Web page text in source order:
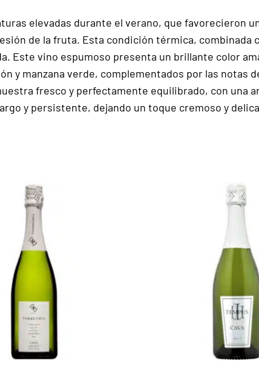
elevadas durante el verano, que favorecieron
de la fruta. Esta condición térmica, combinada
Este vino espumoso presenta un brillante color
y manzana verde, complementados por las notas
fresco y perfectamente equilibrado, con una
y persistente, dejando un toque cremoso y